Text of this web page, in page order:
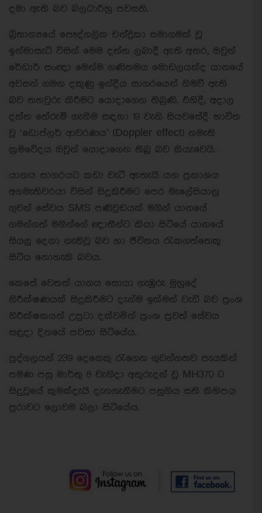
දමා ඇති බව බලධාරීහු පවසති.
බ්‍රිතාන්‍යයේ පෞද්ගලික චන්ද්‍රිකා සමාගමක් වූ
ඉන්මාසැට් විසින් මෙම දත්ත ලබාදී ඇති අතර, ඔවුන්
රේඩාර් සංඥා මෙන්ම ගණිතමය මොඩලයක්ද යානයේ
අවසන් ගමන දකුණු ඉන්දීය සාගරයෙන් නිමවී ඇති
බව තහවුරු කිරීමට යොදාගෙන තිබුණි. එහිදී, අදාල
දත්ත තේරුම් ගැනීම සඳහා 19 වැනි සියවසේදී භාවිත
වූ ‘ඩොප්ලර් ආවරණය’ (Doppler effect) නමැති
ක්‍රමවේදය ඔවුන් යොදාගෙන තිබූ බව කියැවෙයි.
යානය සාගරයට කඩා වැටී ඇතැයි යන ප්‍රකාශය
අගමැතිවරයා විසින් සිදුකිරීමට පෙර මැලේසියානු
ගුවන් සේවය SMS පණිවුඩයක් මගින් යානයේ
ගමන්ගත් මගීන්ගේ ඥාතීන්ට කියා සිටියේ යානයේ
සියලු දෙනා නැතිවූ බව හා ජීවිතය රැකගත්තෙකු
සිටිය නොහැකි බවය.
කෙසේ වෙතත් යානය සොයා ගැඹුරු මුහුදේ
නිරීක්ෂණයක් සිදුකිරීමට දැන්ම ඉක්මන් වැඩි බව ප්‍රංශ
නිරීක්ෂකයන් උපුටා දක්වමින් ප්‍රංශ පුවත් සේවය
සඳුදා දිනයේ පවසා සිටියේය.
පුද්ගලයන් 239 දෙනෙකු රැගෙන ගුවන්ගතව පැයකින්
පමණ පසු මාර්තු 8 වැනිදා අතුරුදන් වූ MH370 ට
සිදුවූයේ කුමක්දැයි දැනගැනීමට පසුගිය සති කිහිපය
පුරාවට ලොවම බලා සිටියේය.